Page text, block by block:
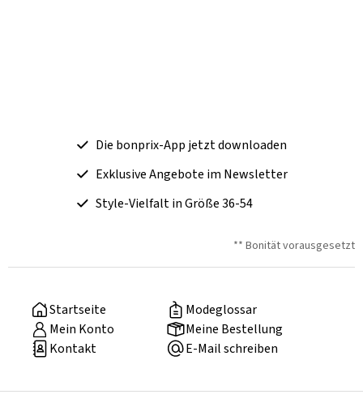
Die bonprix-App jetzt downloaden
Exklusive Angebote im Newsletter
Style-Vielfalt in Größe 36-54
** Bonität vorausgesetzt
Startseite
Modeglossar
Mein Konto
Meine Bestellung
Kontakt
E-Mail schreiben